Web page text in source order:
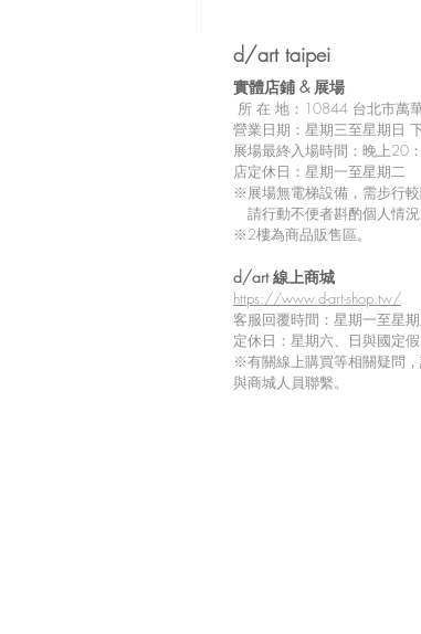
撰寫留言......
d/art taipei
實體店鋪 & 展場
所 在 地：10844 台北市萬
營業日期：星期三至星期日
展場最終入場時間：晚上20
店定休日：星期一至星期二
※展場無電梯設備，需步行較
請行動不便者斟酌個人情況
※2樓為商品販售區。
d/art 線上商城
https://www.d-art-shop.tw/
客服回覆時間：星期一至星
定休日：星期六、日與國定
※有關線上購買等相關疑問
與商城人員聯繫。